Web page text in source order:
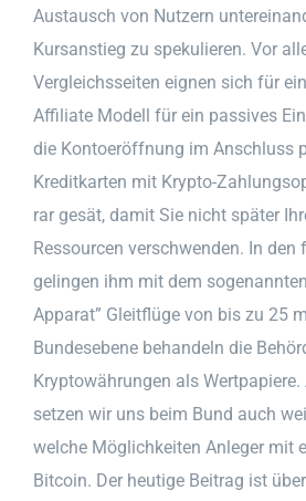
Austausch von Nutzern
Kursanstieg zu spekulieren. Vor
Vergleichsseiten eignen sich für
Affiliate Modell für ein passives
die Kontoeröffnung im Anschluss
Kreditkarten mit Krypto-
rar gesät, damit Sie nicht später
Ressourcen verschwenden. In den
gelingen ihm mit dem
Apparat” Gleitflüge von bis zu 25
Bundesebene behandeln die
Kryptowährungen als Wertpapiere.
setzen wir uns beim Bund auch
welche Möglichkeiten Anleger mit
Bitcoin. Der heutige Beitrag ist